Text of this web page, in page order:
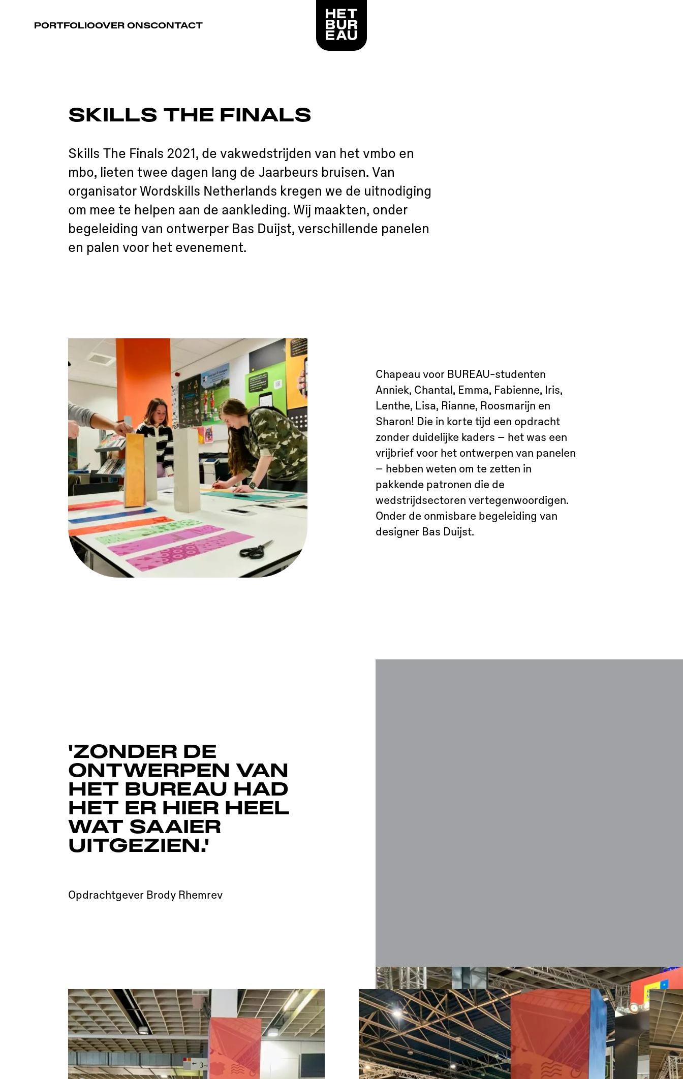
PORTFOLIOOVER ONSCONTACT
SKILLS THE FINALS
Skills The Finals 2021, de vakwedstrijden van het vmbo en
mbo, lieten twee dagen lang de Jaarbeurs bruisen. Van
organisator Wordskills Netherlands kregen we de uitnodiging
om mee te helpen aan de aankleding. Wij maakten, onder
begeleiding van ontwerper Bas Duijst, verschillende panelen
en palen voor het evenement.
Chapeau voor BUREAU-studenten
Anniek, Chantal, Emma, Fabienne, Iris,
Lenthe, Lisa, Rianne, Roosmarijn en
Sharon! Die in korte tijd een opdracht
zonder duidelijke kaders – het was een
vrijbrief voor het ontwerpen van panelen
– hebben weten om te zetten in
pakkende patronen die de
wedstrijdsectoren vertegenwoordigen.
Onder de onmisbare begeleiding van
designer Bas Duijst.
'ZONDER DE
ONTWERPEN VAN
HET BUREAU HAD
HET ER HIER HEEL
WAT SAAIER
UITGEZIEN.'
Opdrachtgever Brody Rhemrev